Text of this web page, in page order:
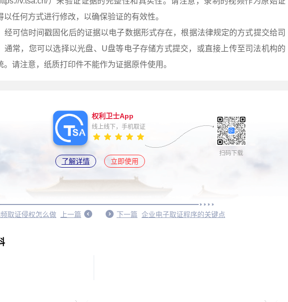
以任何方式进行修改，以确保验证的有效性。
经可信时间戳固化后的证据以电子数据形式存在，根据法律规定的方式提交给司
通常，您可以选择以光盘、U盘等电子存储方式提交，或直接上传至司法机构的
。请注意，纸质打印件不能作为证据原件使用。
权利卫士App
线上线下，手机取证
了解详情 立即使用
扫码下载
取证侵权怎么做 上一篇 下一篇 企业电子取证程序的关键点